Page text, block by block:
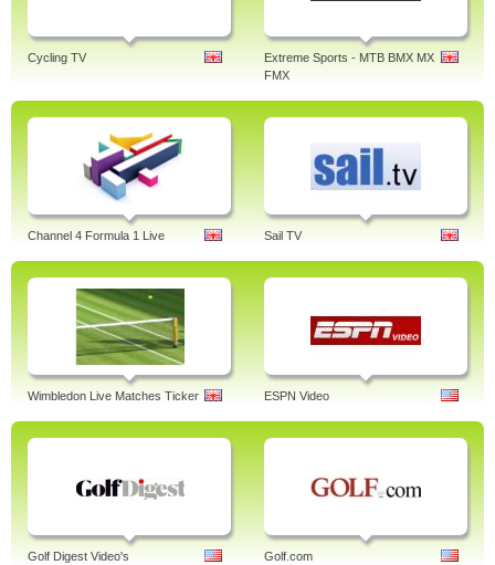
Cycling TV
Extreme Sports - MTB BMX MX
FMX
Channel 4 Formula 1 Live Sail TV
Wimbledon Live Matches Ticker ESPN Video
Golf Digest Video's Golf.com